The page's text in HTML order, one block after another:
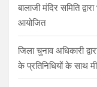
बालाजी मंदिर समिति
आयोजित
जिला चुनाव अधिकारी
के प्रतिनिधियों के साथ